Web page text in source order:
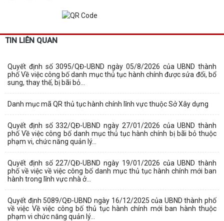
TIN LIÊN QUAN
Quyết định số 3095/QĐ-UBND ngày 05/8/2026 của UBND thành
phố Về việc công bố danh mục thủ tục hành chính được sửa đổi, bổ
sung, thay thế, bị bãi bỏ...
Danh mục mã QR thủ tục hành chính lĩnh vực thuộc Sở Xây dựng
Quyết định số 332/QĐ-UBND ngày 27/01/2026 của UBND thành
phố Về việc công bố danh mục thủ tục hành chính bị bãi bỏ thuộc
phạm vi, chức năng quản lý...
Quyết định số 227/QĐ-UBND ngày 19/01/2026 của UBND thành
phố về việc về việc công bố danh mục thủ tục hành chính mới ban
hành trong lĩnh vực nhà ở...
Quyết định 5089/QĐ-UBND ngày 16/12/2025 của UBND thành phố
về việc Về việc công bố thủ tục hành chính mới ban hành thuộc
phạm vi chức năng quản lý...